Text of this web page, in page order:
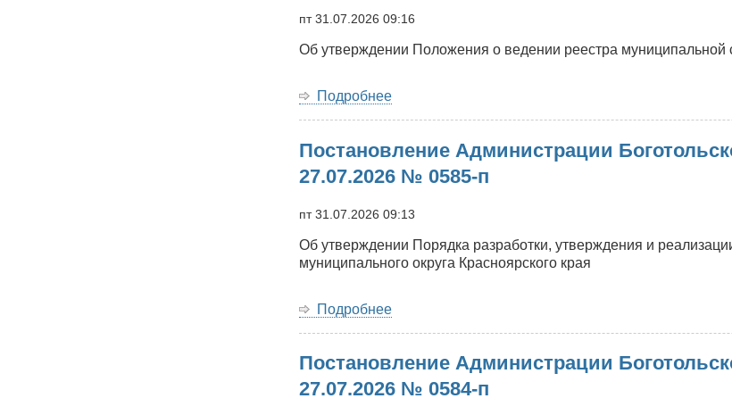
28.07.2026
№
пт 31.07.2026 09:16
Об утверждении Положения о ведении реестра муниципальной
Подробнее
Боготольского
муниципального
округа
27.07.2026
№
0586-
Постановление Администрации
27.07.2026 № 0585-п
пт 31.07.2026 09:13
Об утверждении Порядка разработки, утверждения и
муниципального округа Красноярского края
Подробнее
Боготольского
муниципального
округа
Постановление Администрации
27.07.2026 № 0584-п